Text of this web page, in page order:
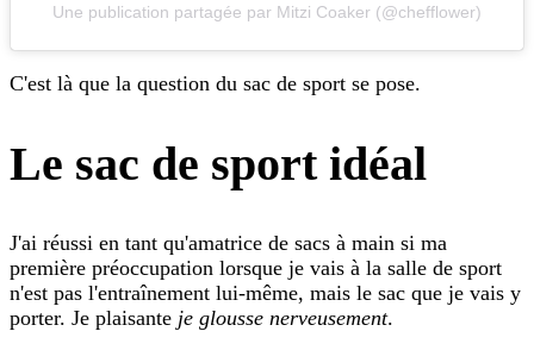
Une publication partagée par Mitzi Coaker (@chefflower)
C'est là que la question du sac de sport se pose.
Le sac de sport idéal
J'ai réussi en tant qu'amatrice de sacs à main si ma
première préoccupation lorsque je vais à la salle de sport
n'est pas l'entraînement lui-même, mais le sac que je vais y
porter. Je plaisante je glousse nerveusement.